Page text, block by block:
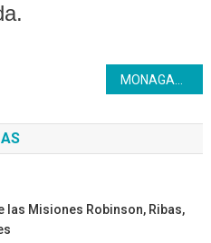
MONAGAS | Celebrada muestra didáctica Inces 2019
Misiones Robinson, Ribas,